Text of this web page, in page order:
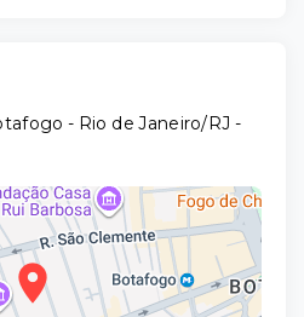
- Rio de Janeiro/RJ -